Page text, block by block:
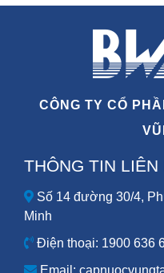
CÔNG TY CỔ
THÔNG TIN LIÊN
Số 14 đường 30/4,
Minh
Điện thoại: 1900 636
Email: